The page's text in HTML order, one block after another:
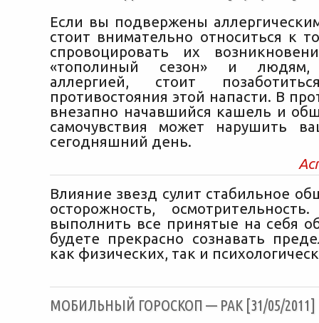
Если вы подвержены
стоит внимательно относиться к
спровоцировать их
«тополиный сезон» и людям,
аллергией, стоит
противостояния этой напасти. В
внезапно начавшийся кашель и
самочувствия может нарушить
сегодняшний день.
Влияние звезд сулит стабильное
осторожность,
выполнить все принятые на себя
будете прекрасно сознавать
как физических, так и
МОБИЛЬНЫЙ ГОРОСКОП — РАК [31/05/2011]